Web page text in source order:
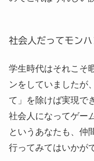
社会人だってモンハ
学生時代はそれこそ
ンをしていましたが
て」を除けば実現で
社会人になってゲー
というあなたも、仲
行ってみてはいかが